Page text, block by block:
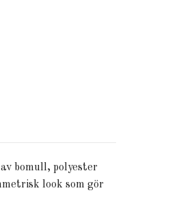
bomull, polyester
look som gör